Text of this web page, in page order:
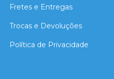
Fretes e Entregas
Trocas e Devoluções
Política de Privacidade